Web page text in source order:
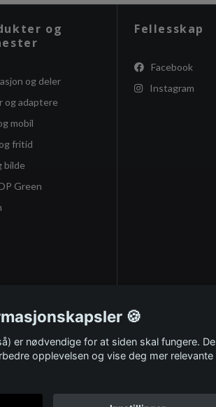
og
og deler
og adaptere
mobil
fritid
bilde
Green
Fellesskap
Facebook
Instagram
🍪
er nødvendige for at siden skal fungere. De
opplevelsen og vise deg mer relevante